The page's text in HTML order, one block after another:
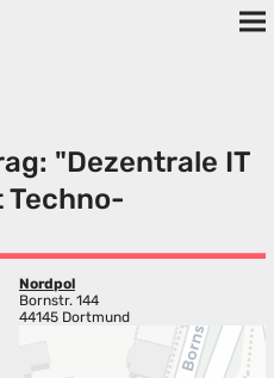
"Dezentrale IT
Nordpol
Bornstr. 144
44145 Dortmund